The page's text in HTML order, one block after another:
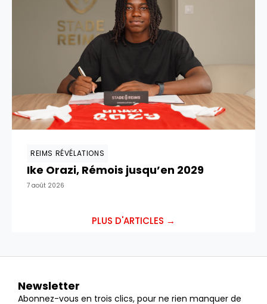
REIMS RÉVÉLATIONS
Ike Orazi, Rémois jusqu’en 2029
7 août 2026
PLUS D'ARTICLES →
Newsletter
Abonnez-vous en trois clics, pour ne rien manquer de